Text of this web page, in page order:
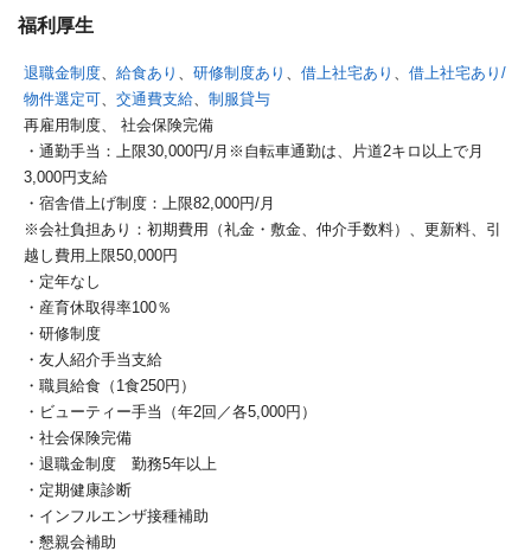
福利厚生
退職金制度 給食あり 研修制度あり 借上社宅あり
借上社宅あり/
物件選定可
交通費支給
制服貸与
再雇用制度、
社会保険完備
・通勤手当：上限30,000円/月※自転車通勤は、片道2キロ以上で月
3,000円支給
・宿舎借上げ制度：上限82,000円/月
※会社負担あり：初期費用（礼金・敷金、仲介手数料）、更新料、引
越し費用上限50,000円
・定年なし
・産育休取得率100％
・研修制度
・友人紹介手当支給
・職員給食（1食250円）
・ビューティー手当（年2回／各5,000円）
・社会保険完備
・退職金制度 勤務5年以上
・定期健康診断
・インフルエンザ接種補助
・懇親会補助